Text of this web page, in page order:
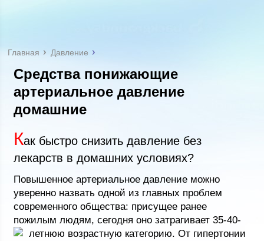
Главная Давление
Средства понижающие
артериальное давление
домашние
Как быстро снизить давление без
лекарств в домашних условиях?
Повышенное артериальное давление можно
уверенно назвать одной из главных проблем
современного общества: присущее ранее
пожилым людям, сегодня оно затрагивает 35-40-
летнюю возрастную категорию.От гипертонии